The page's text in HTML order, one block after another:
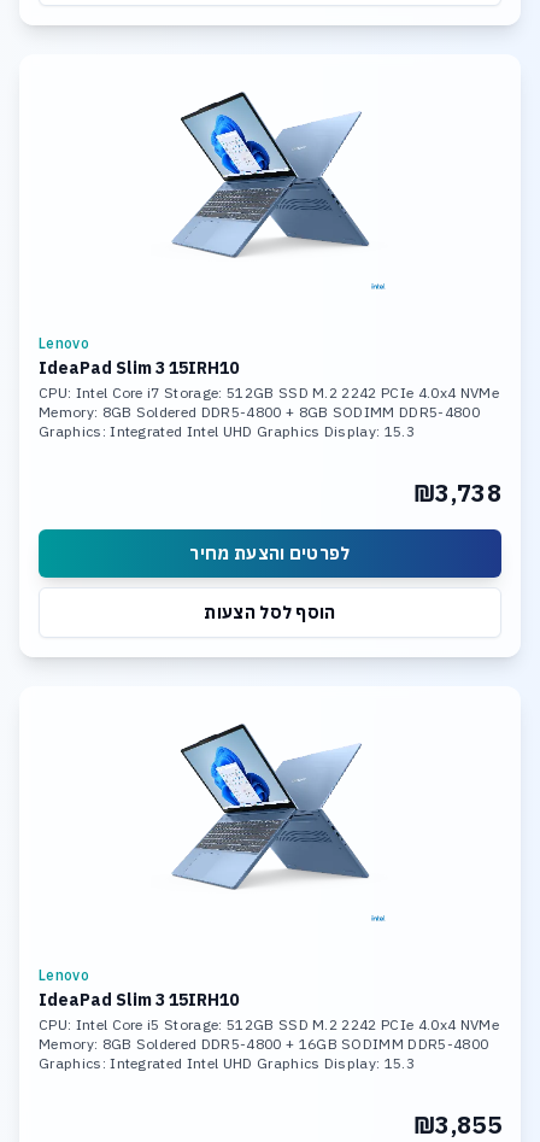
Lenovo
IdeaPad Slim 3 15IRH10
CPU: Intel Core i7 Storage: 512GB SSD M.2 2242 PCIe 4.0x4 NVMe
Memory: 8GB Soldered DDR5-4800 + 8GB SODIMM DDR5-4800
Graphics: Integrated Intel UHD Graphics Display: 15.3
₪3,738
לפרטים והצעת מחיר
הוסף לסל הצעות
Lenovo
IdeaPad Slim 3 15IRH10
CPU: Intel Core i5 Storage: 512GB SSD M.2 2242 PCIe 4.0x4 NVMe
Memory: 8GB Soldered DDR5-4800 + 16GB SODIMM DDR5-4800
Graphics: Integrated Intel UHD Graphics Display: 15.3
₪3,855